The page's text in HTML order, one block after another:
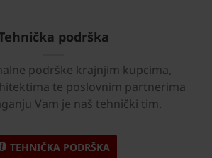
podrška
podrške krajnjim kupcima,
te poslovnim partnerima
Vam je naš tehnički tim.
TEHNIČKA PODRŠKA